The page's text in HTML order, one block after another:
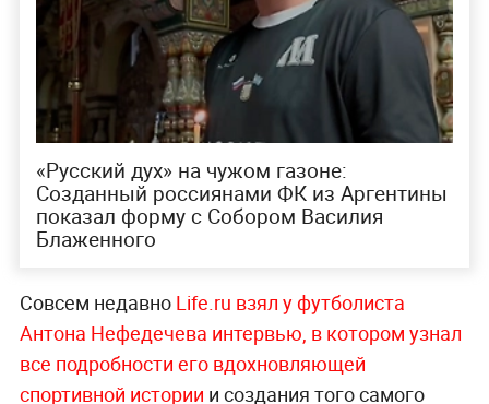
«Русский дух» на чужом газоне:
Созданный россиянами ФК из Аргентины
показал форму с Собором Василия
Блаженного
Совсем недавно Life.ru взял у футболиста
Антона Нефедечева интервью, в котором узнал
все подробности его вдохновляющей
спортивной истории и создания того самого